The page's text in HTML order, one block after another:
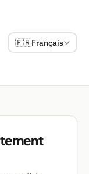
🇫🇷Français